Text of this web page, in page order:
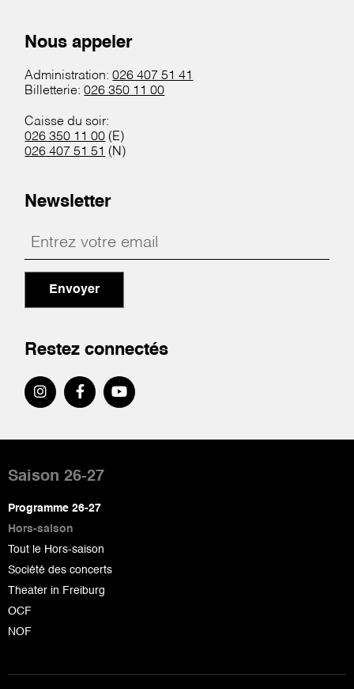
Nous appeler
Administration:026 407 51 41
Billetterie:026 350 11 00
Caisse du soir:
026 350 11 00 (E)
026 407 51 51 (N)
Newsletter
Envoyer
Restez connectés
de
page
Saison 26-27
Programme 26-27
Hors-saison
Tout le Hors-saison
Société des concerts
Theater in Freiburg
OCF
NOF